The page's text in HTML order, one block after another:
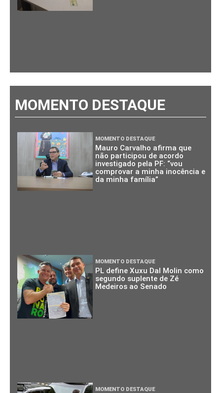
MOMENTO DESTAQUE
MOMENTO DESTAQUE
Mauro Carvalho afirma que
não participou de acordo
investigado pela PF: “vou
comprovar a minha inocência e
da minha família”
MOMENTO DESTAQUE
PL define Xuxu Dal Molin como
segundo suplente de Zé
Medeiros ao Senado
MOMENTO DESTAQUE